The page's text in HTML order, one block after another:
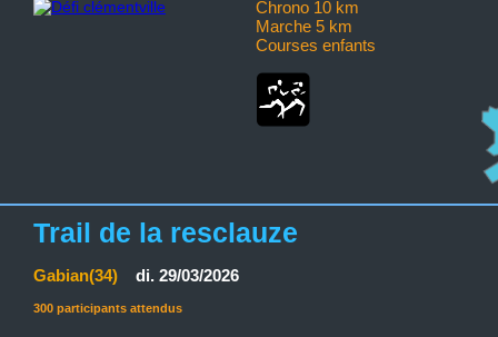
Chrono 10 km
Marche 5 km
Courses enfants
Trail de la resclauze
Gabian(34) di. 29/03/2026
300 participants attendus